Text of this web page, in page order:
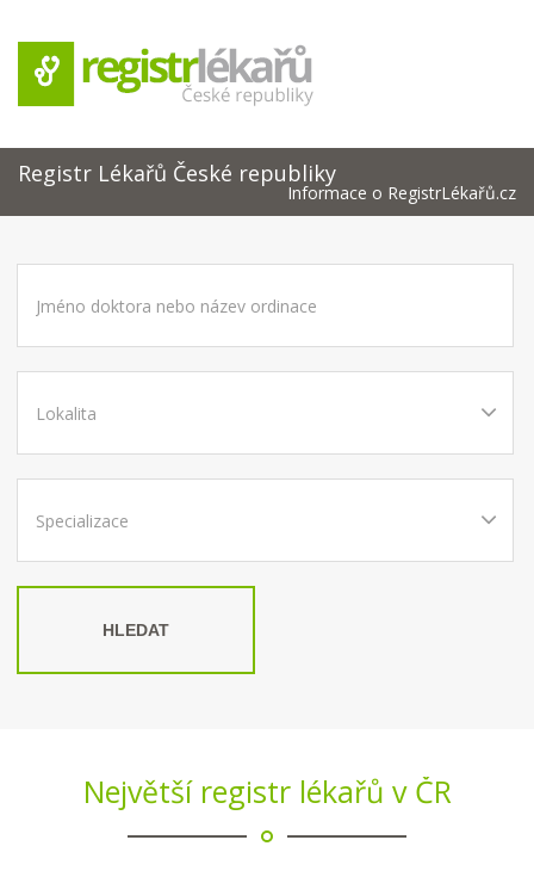
Registr Lékařů České republiky
Informace o RegistrLékařů.cz
HLEDAT
Největší registr lékařů v ČR